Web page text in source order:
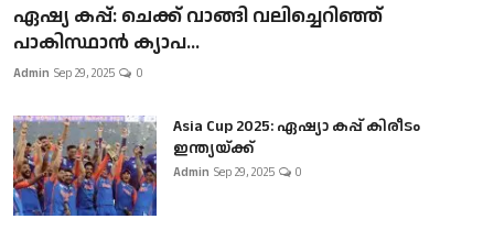
ഏഷ്യ കപ്പ്: ചെക്ക് വാങ്ങി വലിച്ചെറിഞ്ഞ്
പാകിസ്ഥാൻ ക്യാപ...
Admin Sep 29, 2025 0
Asia Cup 2025: ഏഷ്യാ കപ്പ് കിരീടം
ഇന്ത്യയ്ക്ക്
Admin Sep 29, 2025 0